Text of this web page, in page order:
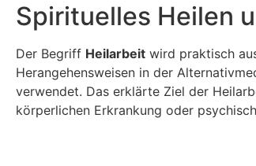
Spirituelles Heilen
Der Begriff Heilarbeit wird praktisch
Herangehensweisen in der
verwendet. Das erklärte Ziel der
körperlichen Erkrankung oder